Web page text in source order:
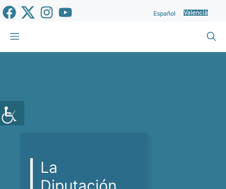
Vés
al
contingut
Español Valencià
Menu
La